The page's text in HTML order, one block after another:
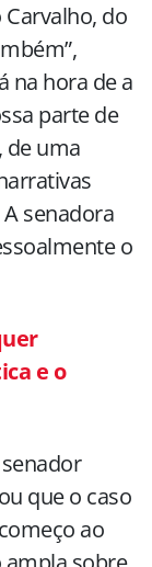
do
na hora de a
parte de
de uma
senadora
o
e o
que o caso
ao